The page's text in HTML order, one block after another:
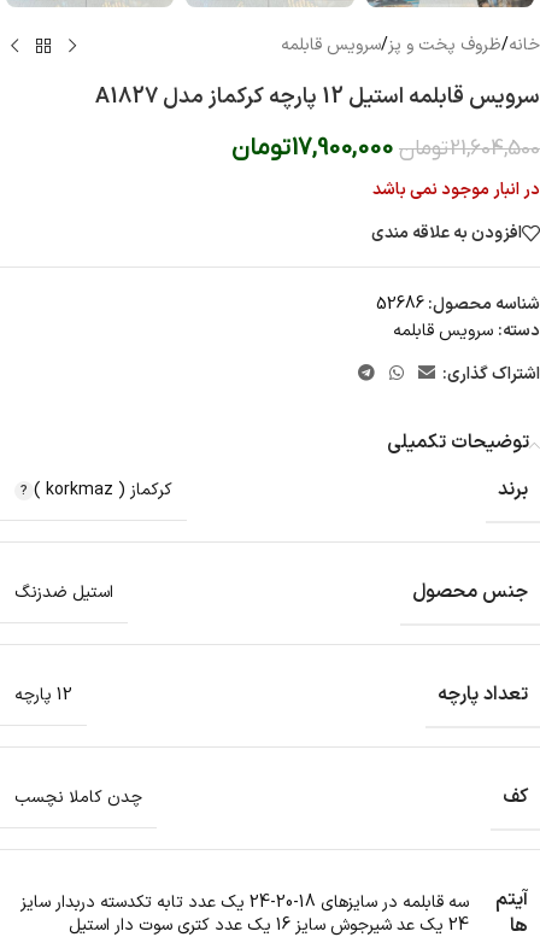
خانه/ظروف پخت و پز/سرویس قابلمه
سرویس قابلمه استیل 12 پارچه کرکماز مدل A1827
21,604,500تومان 17,900,000تومان
در انبار موجود نمی باشد
افزودن به علاقه مندی
شناسه محصول:52686
دسته: سرویس قابلمه
اشتراک گذاری:
توضیحات تکمیلی
برند
کرکماز ( korkmaz )
جنس محصول استیل ضدزنگ
تعداد پارچه 12 پارچه
کف چدن کاملا نچسب
آیتم
ها
سه قابلمه در سایزهای 18-20-24 یک عدد تابه تکدسته دربدار سایز
24 یک عد شیرجوش سایز 16 یک عدد کتری سوت دار استیل